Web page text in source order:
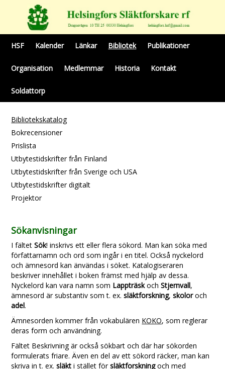
HSF Kalender Länkar Bibliotek Publikationer
Organisation Medlemmar Historia Kontakt
Soldattorp
Bibliotekskatalog
Bokrecensioner
Prislista
Utbytestidskrifter från Finland
Utbytestidskrifter från Sverige och USA
Utbytestidskrifter digitalt
Projektor
Sökanvisningar
I fältetSök! inskrivs ett eller flera sökord. Man kan söka med
författarnamn och ord som ingår i en titel. Också nyckelord
och ämnesord kan änvändas i söket. Katalogiseraren
beskriver innehållet i boken främst med hjälp av dessa.
Nyckelord kan vara namn som LappträskochStjernvall,
ämnesord är substantiv som t. ex.släktforskning,skoloroch
adel.
Ämnesorden kommer från vokabulären KOKO, som reglerar
deras form och användning.
Fältet Beskrivning är också sökbart och där har sökorden
formulerats friare. Även en del av ett sökord räcker, man kan
skriva in t. ex.släkti stället försläktforskningoch med